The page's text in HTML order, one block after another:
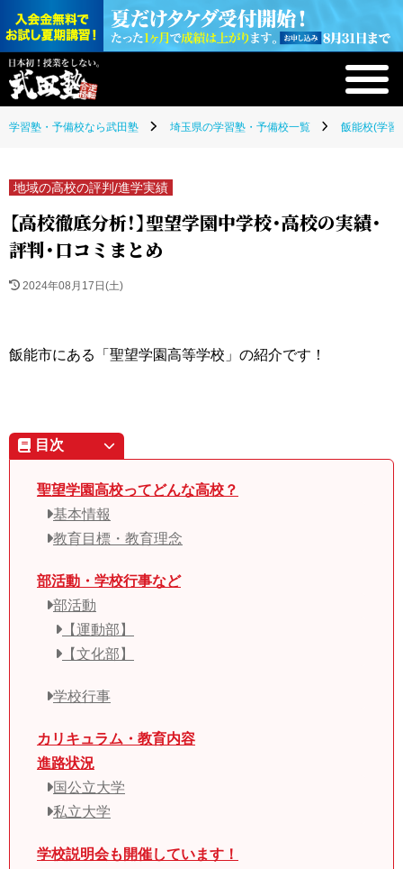
学習塾・予備校なら武田塾 埼玉県の学習塾・予備校一覧 飯能校(学習
地域の高校の評判/進学実績
【高校徹底分析！】聖望学園中学校・高校の実績・
評判・口コミまとめ
2024年08月17日(土)
飯能市にある「聖望学園高等学校」の紹介です！
目次
聖望学園高校ってどんな高校？
基本情報
教育目標・教育理念
部活動・学校行事など
部活動
【運動部】
【文化部】
学校行事
カリキュラム・教育内容
進路状況
国公立大学
私立大学
学校説明会も開催しています！